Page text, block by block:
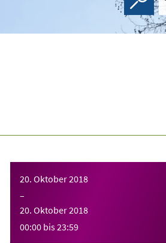
20. Oktober 2018
–
20. Oktober 2018
00:00 bis23:59